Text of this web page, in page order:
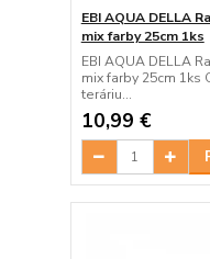
EBI AQUA DELLA
mix farby 25cm 1ks
EBI AQUA DELLA
mix farby 25cm
teráriu...
10,99 €